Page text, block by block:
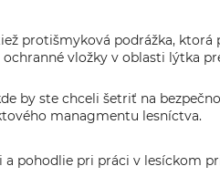
protišmyková podrážka,
vložky v oblasti lýtka
by ste chceli šetriť na
managmentu lesníctva.
pohodlie pri práci v lesíckom